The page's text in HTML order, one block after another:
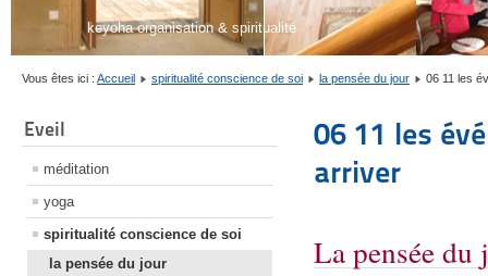
keyoha organisation & spiritualité
Vous êtes ici : Accueil spiritualité conscience de soi la pensée du jour 06 11 les
Eveil
méditation
yoga
spiritualité conscience de soi
la pensée du jour
06 11 les
arriver
La pensée du